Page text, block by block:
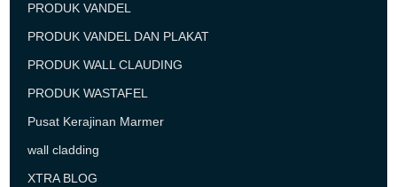
PRODUK VANDEL
PRODUK VANDEL DAN PLAKAT
PRODUK WALL CLAUDING
PRODUK WASTAFEL
Pusat Kerajinan Marmer
wall cladding
XTRA BLOG